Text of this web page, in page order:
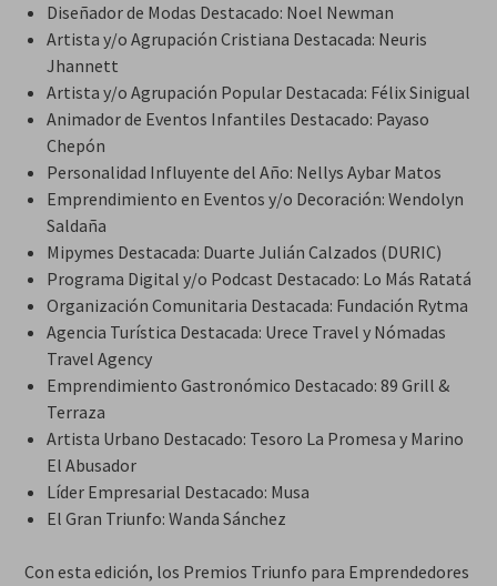
Diseñador de Modas Destacado: Noel Newman
Artista y/o Agrupación Cristiana Destacada: Neuris
Jhannett
Artista y/o Agrupación Popular Destacada: Félix Sinigual
Animador de Eventos Infantiles Destacado: Payaso
Chepón
Personalidad Influyente del Año: Nellys Aybar Matos
Emprendimiento en Eventos y/o Decoración: Wendolyn
Saldaña
Mipymes Destacada: Duarte Julián Calzados (DURIC)
Programa Digital y/o Podcast Destacado: Lo Más Ratatá
Organización Comunitaria Destacada: Fundación Rytma
Agencia Turística Destacada: Urece Travel y Nómadas
Travel Agency
Emprendimiento Gastronómico Destacado: 89 Grill &
Terraza
Artista Urbano Destacado: Tesoro La Promesa y Marino
El Abusador
Líder Empresarial Destacado: Musa
El Gran Triunfo: Wanda Sánchez
Con esta edición, los Premios Triunfo para Emprendedores